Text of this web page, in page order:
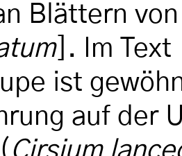
Blättern
]. Im Text
ist
auf der